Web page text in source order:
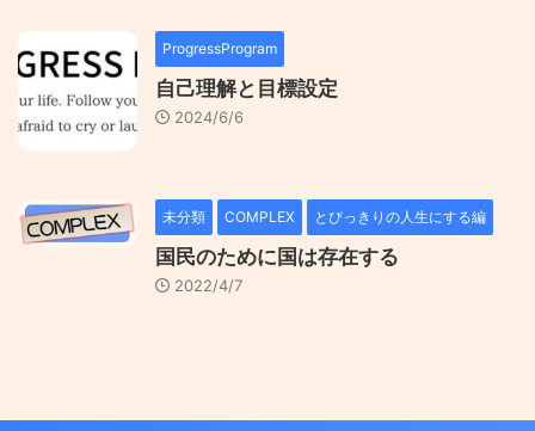
ProgressProgram
自己理解と目標設定
2024/6/6
未分類 COMPLEX とびっきりの人生にする編
国民のために国は存在する
2022/4/7